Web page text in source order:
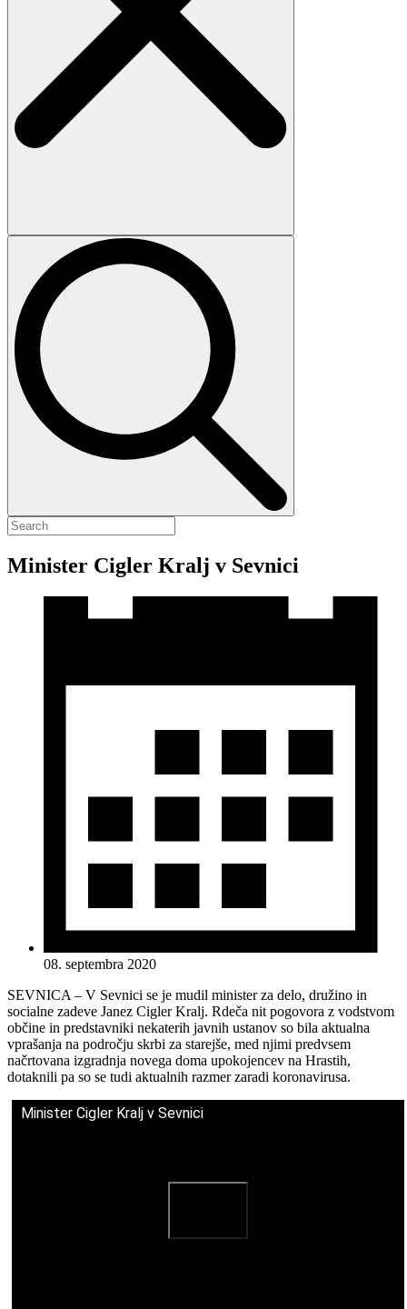
Minister Cigler Kralj v Sevnici
08. septembra 2020
SEVNICA – V Sevnici se je mudil minister za delo, družino in
socialne zadeve Janez Cigler Kralj. Rdeča nit pogovora z vodstvom
občine in predstavniki nekaterih javnih ustanov so bila aktualna
vprašanja na področju skrbi za starejše, med njimi predvsem
načrtovana izgradnja novega doma upokojencev na Hrastih,
dotaknili pa so se tudi aktualnih razmer zaradi koronavirusa.
Minister Cigler Kralj v Sevnici